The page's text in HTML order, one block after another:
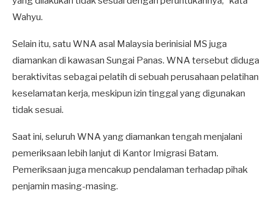
Wahyu.
Selain itu, satu WNA asal Malaysia berinisial MS juga
diamankan di kawasan Sungai Panas. WNA tersebut diduga
beraktivitas sebagai pelatih di sebuah perusahaan pelatihan
keselamatan kerja, meskipun izin tinggal yang digunakan
tidak sesuai.
Saat ini, seluruh WNA yang diamankan tengah menjalani
pemeriksaan lebih lanjut di Kantor Imigrasi Batam.
Pemeriksaan juga mencakup pendalaman terhadap pihak
penjamin masing-masing.